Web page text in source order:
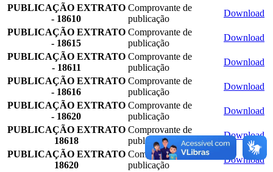
PUBLICAÇÃO EXTRATO
- 18610
Comprovante de
publicação
Download
PUBLICAÇÃO EXTRATO
- 18615
Comprovante de
publicação
Download
PUBLICAÇÃO EXTRATO
- 18611
Comprovante de
publicação
Download
PUBLICAÇÃO EXTRATO
- 18616
Comprovante de
publicação
Download
PUBLICAÇÃO EXTRATO
- 18620
Comprovante de
publicação
Download
PUBLICAÇÃO EXTRATO
18618
Comprovante de
publicação
Download
PUBLICAÇÃO EXTRATO
18620
Comprovante de
publicação
Download